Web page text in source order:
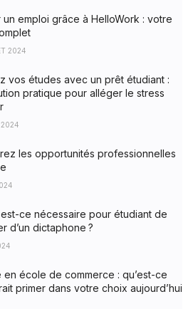
un emploi grâce à HelloWork : votre
2024
vos études avec un prêt étudiant :
pratique pour alléger le stress
les opportunités professionnelles
ce nécessaire pour étudiant de
d’un dictaphone ?
en école de commerce : qu’est-ce
primer dans votre choix aujourd’hui